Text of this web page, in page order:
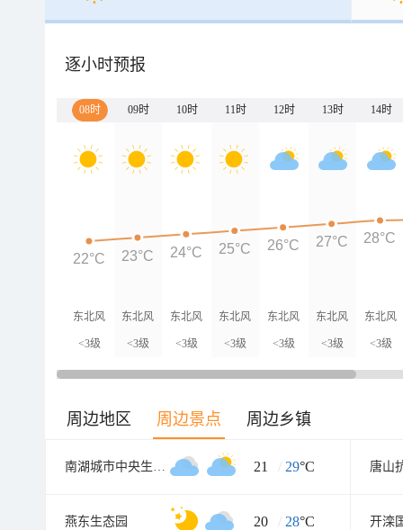
逐小时预报
08时 09时 10时 11时 12时 13时 14时
东北风
<3级
东北风
<3级
东北风
<3级
东北风
<3级
东北风
<3级
东北风
<3级
东北风
<3级
22°C 23°C 24°C 25°C 26°C 27°C 28°C
周边地区 周边景点 周边乡镇
南湖城市中央生态公园 21 / 29°C 唐山
燕东生态园 20 / 28°C 开滦